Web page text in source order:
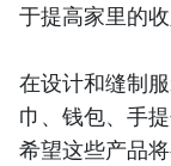
于提高家里的
在设计和缝制
巾、钱包、手
希望这些产品